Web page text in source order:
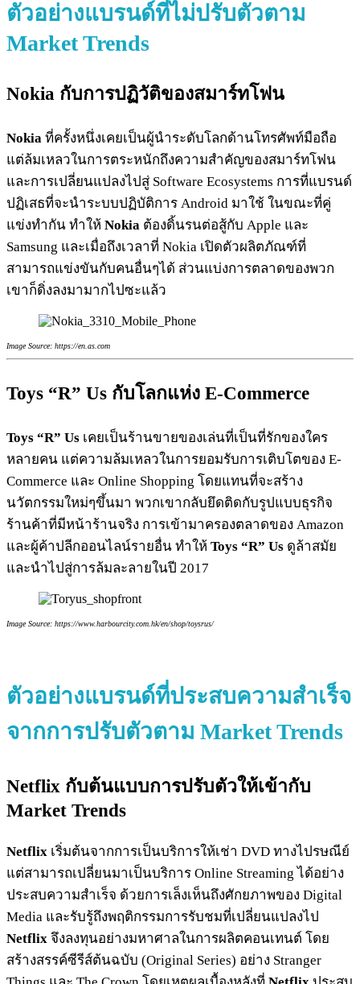
ตัวอย่างแบรนด์ที่ไม่ปรับตัวตาม
Market Trends
Nokia กับการปฏิวัติของสมาร์ทโฟน
Nokia ที่ครั้งหนึ่งเคยเป็นผู้นำระดับโลกด้านโทรศัพท์มือถือ
แต่ล้มเหลวในการตระหนักถึงความสำคัญของสมาร์ทโฟน
และการเปลี่ยนแปลงไปสู่ Software Ecosystems การที่แบรนด์
ปฏิเสธที่จะนำระบบปฏิบัติการ Android มาใช้ ในขณะที่คู่
แข่งทำกัน ทำให้ Nokia ต้องดิ้นรนต่อสู้กับ Apple และ
Samsung และเมื่อถึงเวลาที่ Nokia เปิดตัวผลิตภัณฑ์ที่
สามารถแข่งขันกับคนอื่นๆได้ ส่วนแบ่งการตลาดของพวก
เขาก็ดิ่งลงมามากไปซะแล้ว
Image Source: https://en.as.com
Toys “R” Us กับโลกแห่ง E-Commerce
Toys “R” Us เคยเป็นร้านขายของเล่นที่เป็นที่รักของใคร
หลายคน แต่ความล้มเหลวในการยอมรับการเติบโตของ E-
Commerce และ Online Shopping โดยแทนที่จะสร้าง
นวัตกรรมใหม่ๆขึ้นมา พวกเขากลับยึดติดกับรูปแบบธุรกิจ
ร้านค้าที่มีหน้าร้านจริง การเข้ามาครองตลาดของ Amazon
และผู้ค้าปลีกออนไลน์รายอื่น ทำให้ Toys “R” Us ดูล้าสมัย
และนำไปสู่การล้มละลายในปี 2017
Image Source: https://www.harbourcity.com.hk/en/shop/toysrus/
ตัวอย่างแบรนด์ที่ประสบความสำเร็จ
จากการปรับตัวตาม Market Trends
Netflix กับต้นแบบการปรับตัวให้เข้ากับ
Market Trends
Netflix เริ่มต้นจากการเป็นบริการให้เช่า DVD ทางไปรษณีย์
แต่สามารถเปลี่ยนมาเป็นบริการ Online Streaming ได้อย่าง
ประสบความสำเร็จ ด้วยการเล็งเห็นถึงศักยภาพของ Digital
Media และรับรู้ถึงพฤติกรรมการรับชมที่เปลี่ยนแปลงไป
Netflix จึงลงทุนอย่างมหาศาลในการผลิตคอนเทนต์ โดย
สร้างสรรค์ซีรีส์ต้นฉบับ (Original Series) อย่าง Stranger